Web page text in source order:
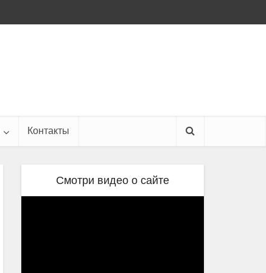
Контакты
Смотри видео о сайте